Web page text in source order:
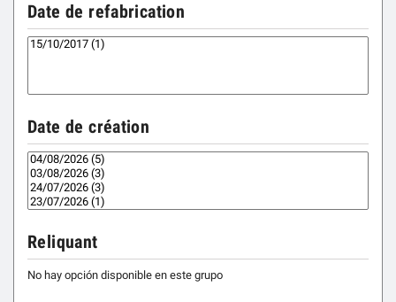
Date de refabrication
Date de création
Reliquant
No hay opción disponible en este grupo